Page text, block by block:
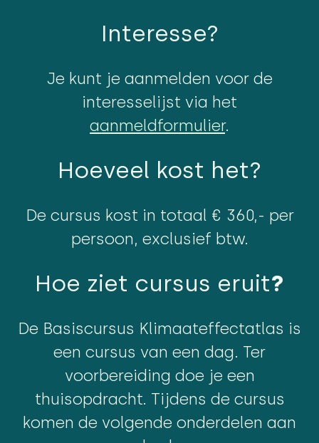
Interesse?
Je kunt je aanmelden voor de
interesselijst via het
aanmeldformulier.
Hoeveel kost het?
De cursus kost in totaal € 360,- per
persoon, exclusief btw.
Hoe ziet cursus eruit?
De Basiscursus Klimaateffectatlas is
een cursus van een dag. Ter
voorbereiding doe je een
thuisopdracht. Tijdens de cursus
komen de volgende onderdelen aan